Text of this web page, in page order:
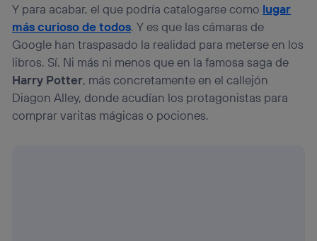
Y para acabar, el que podría catalogarse como lugar
más curioso de todos. Y es que las cámaras de
Google han traspasado la realidad para meterse en los
libros. Sí. Ni más ni menos que en la famosa saga de
Harry Potter, más concretamente en el callejón
Diagon Alley, donde acudían los protagonistas para
comprar varitas mágicas o pociones.